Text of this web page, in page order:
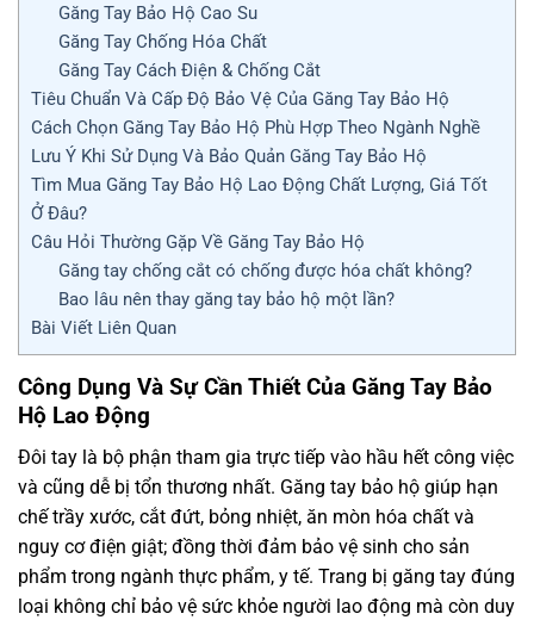
Găng Tay Bảo Hộ Cao Su
Găng Tay Chống Hóa Chất
Găng Tay Cách Điện & Chống Cắt
Tiêu Chuẩn Và Cấp Độ Bảo Vệ Của Găng Tay Bảo Hộ
Cách Chọn Găng Tay Bảo Hộ Phù Hợp Theo Ngành Nghề
Lưu Ý Khi Sử Dụng Và Bảo Quản Găng Tay Bảo Hộ
Tìm Mua Găng Tay Bảo Hộ Lao Động Chất Lượng, Giá Tốt
Ở Đâu?
Câu Hỏi Thường Gặp Về Găng Tay Bảo Hộ
Găng tay chống cắt có chống được hóa chất không?
Bao lâu nên thay găng tay bảo hộ một lần?
Bài Viết Liên Quan
Công Dụng Và Sự Cần Thiết Của Găng Tay Bảo
Hộ Lao Động
Đôi tay là bộ phận tham gia trực tiếp vào hầu hết công việc
và cũng dễ bị tổn thương nhất. Găng tay bảo hộ giúp hạn
chế trầy xước, cắt đứt, bỏng nhiệt, ăn mòn hóa chất và
nguy cơ điện giật; đồng thời đảm bảo vệ sinh cho sản
phẩm trong ngành thực phẩm, y tế. Trang bị găng tay đúng
loại không chỉ bảo vệ sức khỏe người lao động mà còn duy